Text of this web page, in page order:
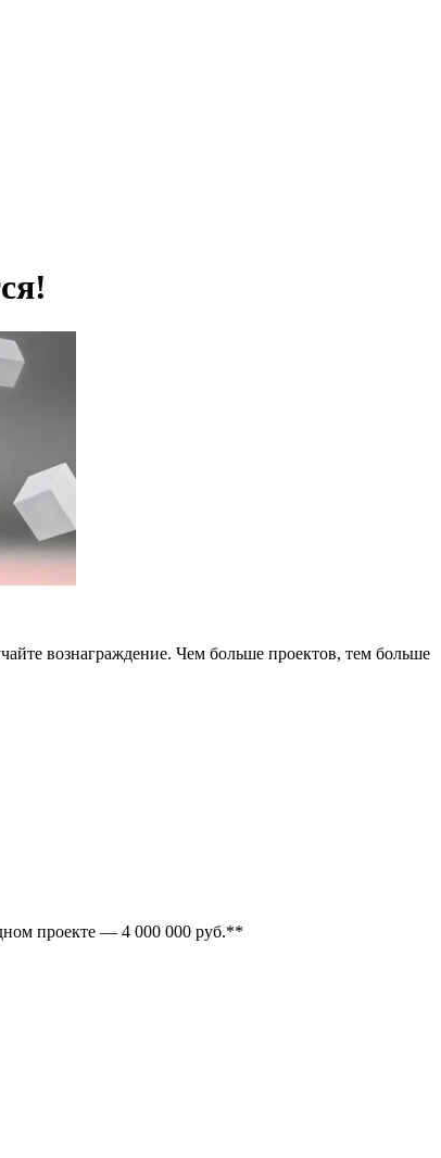
вознаграждение. Чем больше проектов, тем больше
проекте — 4 000 000 руб.**